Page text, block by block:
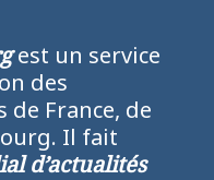
est un service
des
de France, de
Il fait
d’actualités